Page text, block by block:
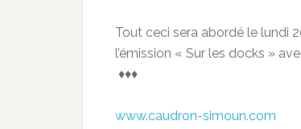
Tout ceci sera abordé le lundi
l’émission « Sur les docks »
♦♦♦
www.caudron-simoun.com